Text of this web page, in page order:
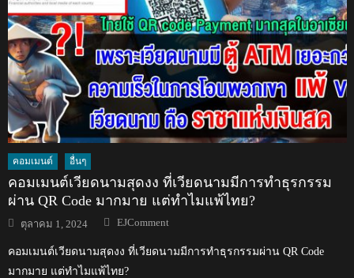
คอมเมนต์ อื่นๆ
คอมเมนต์เวียดนามสุดงง ที่เวียดนามมีการทำธุรกรรม
ผ่าน QR Code มากมาย แต่ทำไมแพ้ไทย?
Posted
on
ตุลาคม 1, 2024 Author
EJComment
คอมเมนต์เวียดนามสุดงง ที่เวียดนามมีการทำธุรกรรมผ่าน QR Code
มากมาย แต่ทำไมแพ้ไทย?